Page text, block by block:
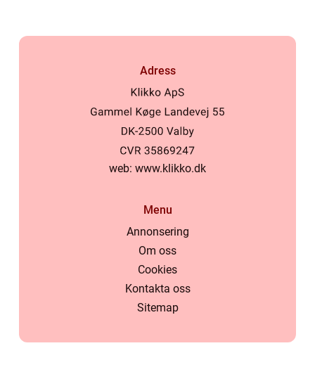
Adress
web: www.klikko.dk
Menu
Annonsering
Om oss
Cookies
Kontakta oss
Sitemap